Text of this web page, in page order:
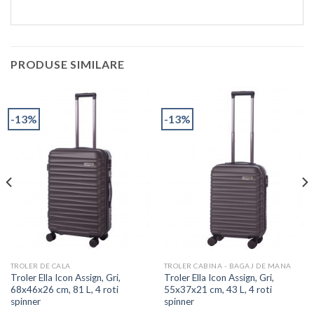
PRODUSE SIMILARE
-13%
TROLER DE CALA
Troler Ella Icon Assign, Gri,
68x46x26 cm, 81 L, 4 roti
spinner
-13%
TROLER CABINA - BAGAJ DE MANA
Troler Ella Icon Assign, Gri,
55x37x21 cm, 43 L, 4 roti
spinner